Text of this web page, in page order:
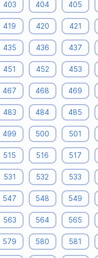
403 404 405
419 420 421
435 436 437
451 452 453
467 468 469
483 484 485
499 500 501
515 516 517
531 532 533
547 548 549
563 564 565
579 580 581